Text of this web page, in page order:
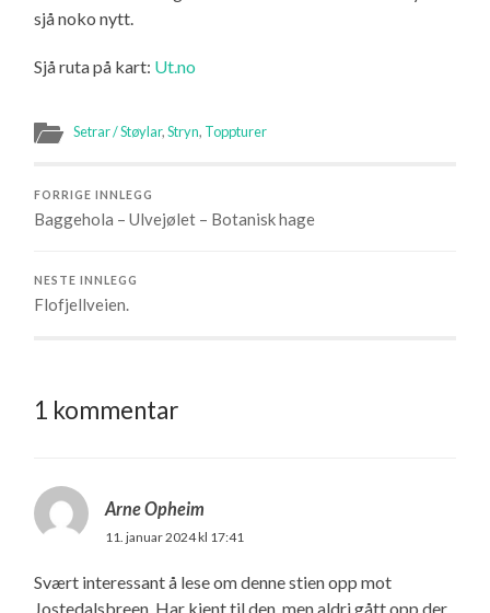
sjå noko nytt.
Sjå ruta på kart: Ut.no
Setrar / Støylar,Stryn, Toppturer
FORRIGE INNLEGG
Baggehola – Ulvejølet – Botanisk hage
NESTE INNLEGG
Flofjellveien.
1 kommentar
Arne Opheim
11. januar 2024 kl 17:41
Svært interessant å lese om denne stien opp mot
Jostedalsbreen. Har kjent til den, men aldri gått opp der.